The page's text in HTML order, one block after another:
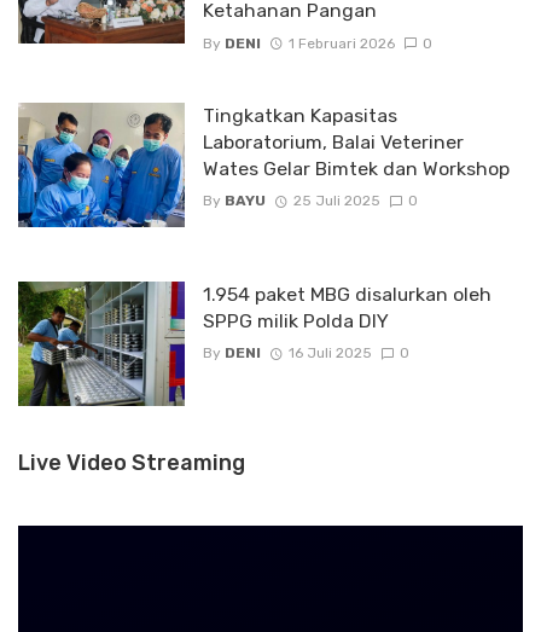
Ketahanan Pangan
By DENI 1 Februari 2026 0
Tingkatkan Kapasitas
Laboratorium, Balai Veteriner
Wates Gelar Bimtek dan Workshop
By BAYU 25 Juli 2025 0
1.954 paket MBG disalurkan oleh
SPPG milik Polda DIY
By DENI 16 Juli 2025 0
Live Video Streaming